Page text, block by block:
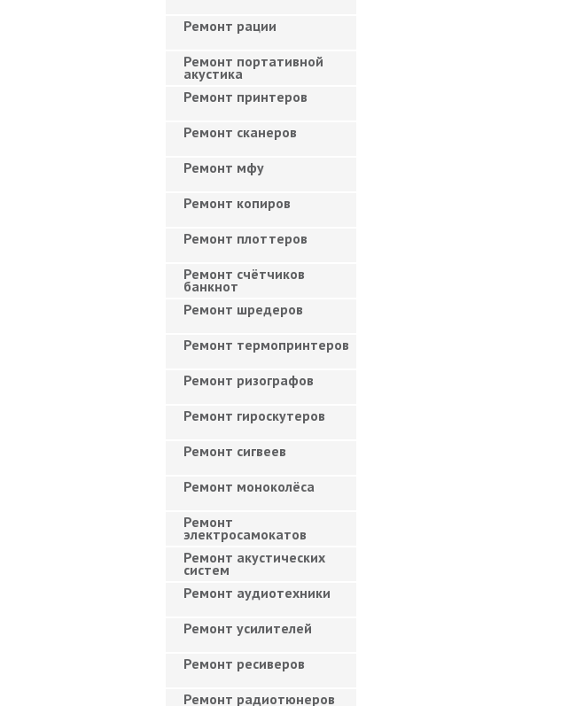
Ремонт рации
Ремонт портативной
акустика
Ремонт принтеров
Ремонт сканеров
Ремонт мфу
Ремонт копиров
Ремонт плоттеров
Ремонт счётчиков
банкнот
Ремонт шредеров
Ремонт термопринтеров
Ремонт ризографов
Ремонт гироскутеров
Ремонт сигвеев
Ремонт моноколёса
Ремонт
электросамокатов
Ремонт акустических
систем
Ремонт аудиотехники
Ремонт усилителей
Ремонт ресиверов
Ремонт радиотюнеров